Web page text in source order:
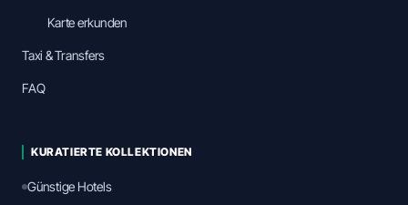
Karte erkunden
Taxi & Transfers
FAQ
KURATIERTE KOLLEKTIONEN
Günstige Hotels